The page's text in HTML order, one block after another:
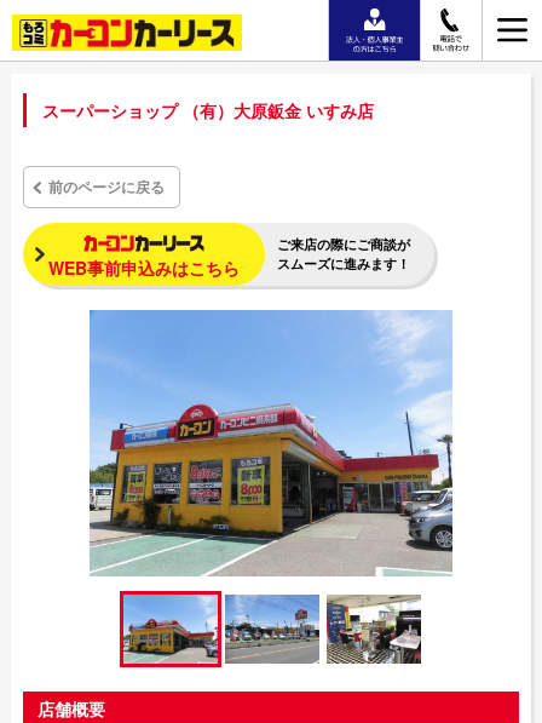
スーパーショップ （有）大原鈑金 いすみ店
前のページに戻る
WEB事前申込みはこちら
ご来店の際にご商談が
スムーズに進みます！
店舗概要